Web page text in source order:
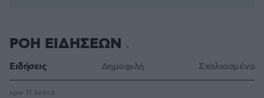
ΡΟΗ ΕΙΔΗΣΕΩΝ
Ειδήσεις Δημοφιλή Σχολιασμένα
πριν 11 λεπτά